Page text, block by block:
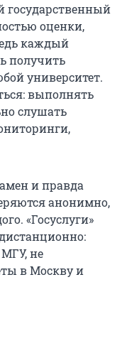
государственный
оценки,
каждый
получить
университет.
выполнять
слушать
и правда
анонимно,
«Госуслуги»
не
в Москву и